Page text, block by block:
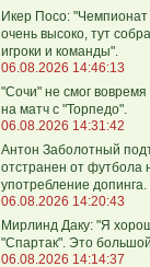
Икер Посо:
очень высоко, тут
игроки и команды".
06.08.2026 14:46:13
"Сочи" не смог
на матч с "Торпедо".
06.08.2026 14:31:42
Антон Заболотный
отстранен от футбола
употребление допинга.
06.08.2026 14:20:43
Мирлинд Даку: "Я
"Спартак". Это
06.08.2026 14:14:37